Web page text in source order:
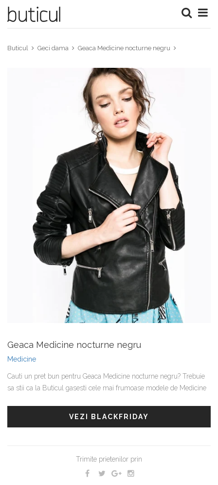
Buticul Geci dama Geaca Medicine nocturne negru
Geaca Medicine nocturne negru
Medicine
Cauti un pret bun pentru Geaca Medicine nocturne negru? Trebuie
sa stii ca la Buticul gasesti cele mai frumoase modele de Medicine
VEZI BLACKFRIDAY
Trimite prietenilor prin